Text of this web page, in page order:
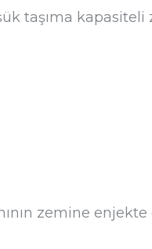
taşıma
zemine